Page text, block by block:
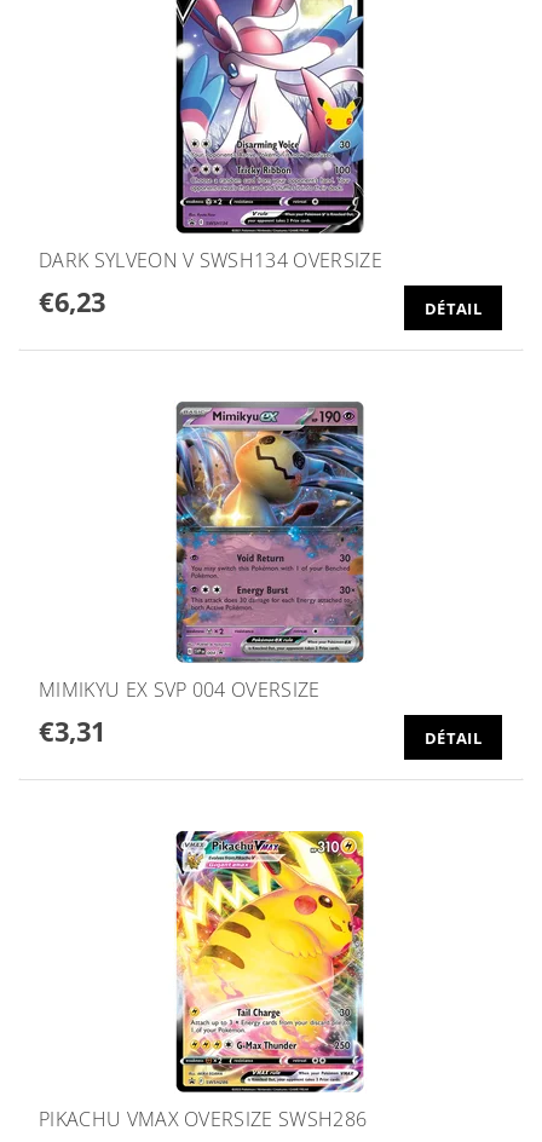
DARK SYLVEON V SWSH134 OVERSIZE
€6,23 DÉTAIL
MIMIKYU EX SVP 004 OVERSIZE
€3,31 DÉTAIL
PIKACHU VMAX OVERSIZE SWSH286